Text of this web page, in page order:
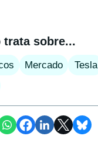
sobre...
Mercado
Tesla